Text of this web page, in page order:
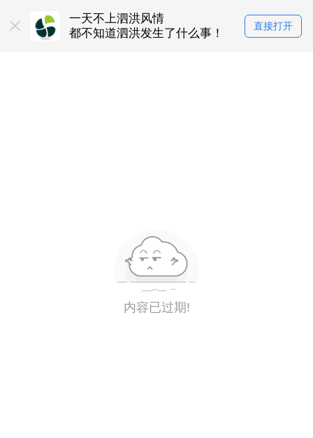
一天不上泗洪风情
都不知道泗洪发生了什么事！
直接打开
内容已过期!